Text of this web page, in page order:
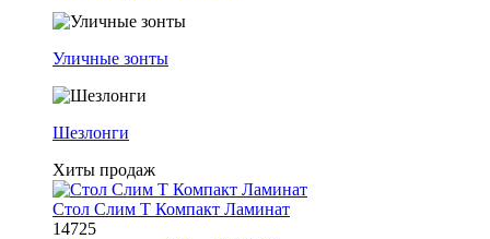
Уличные зонты
Шезлонги
Хиты продаж
Стол Слим Т Компакт Ламинат
14725